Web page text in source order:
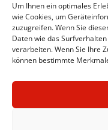
Um Ihnen ein optimales
wie Cookies, um
zuzugreifen. Wenn Sie
Daten wie das
verarbeiten. Wenn Sie Ihre
können bestimmte
Kontakt Zürich
Bewerbung Zürich
Stellenmeldung